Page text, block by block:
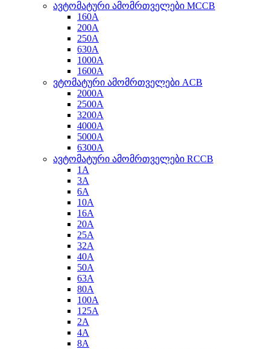
ავტომატური ამომრთველები MCCB
160A
200A
250A
630A
1000A
1600A
ვტომატური ამომრთველები ACB
2000A
2500A
3200A
4000A
5000A
6300A
ავტომატური ამომრთველები RCCB
1A
3A
6A
10A
16A
20A
25A
32A
40A
50A
63A
80A
100A
125A
2A
4A
8A